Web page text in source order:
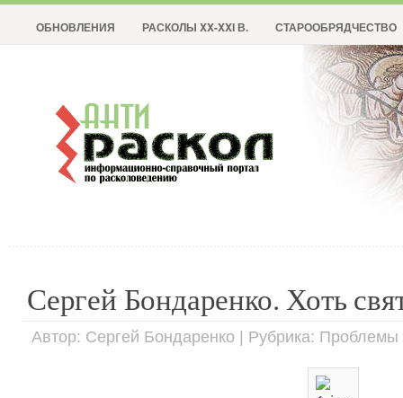
ОБНОВЛЕНИЯ РАСКОЛЫ XX-XXI В. СТАРООБРЯДЧЕСТВО
Сергей Бондаренко. Хоть
Автор: Сергей Бондаренко | Рубрика: Проблемы